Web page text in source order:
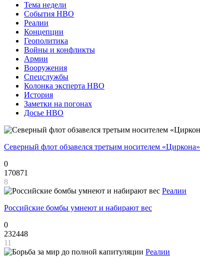
Тема недели
События НВО
Реалии
Концепции
Геополитика
Войны и конфликты
Армии
Вооружения
Спецслужбы
Колонка эксперта НВО
История
Заметки на погонах
Досье НВО
Северный флот обзавелся третьим носителем «Циркона»
0
170871
8
Реалии
Российские бомбы умнеют и набирают вес
0
232448
11
Реалии